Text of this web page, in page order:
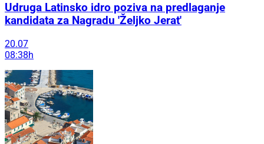
Udruga Latinsko idro poziva na predlaganje
kandidata za Nagradu 'Željko Jerat'
20.07
08:38h